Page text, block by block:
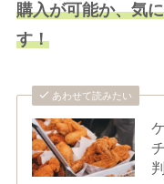
購入が可能か、気
す！
あわせて読みたい